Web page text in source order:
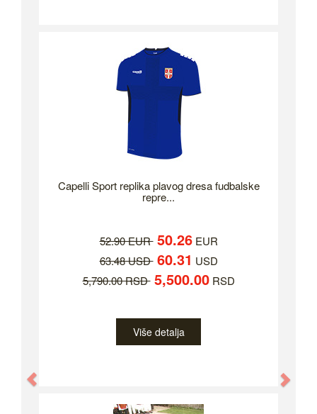
Capelli Sport replika plavog dresa fudbalske
repre...
52.90 EUR 50.26EUR
63.48 USD 60.31 USD
5,790.00 RSD 5,500.00RSD
Više detalja